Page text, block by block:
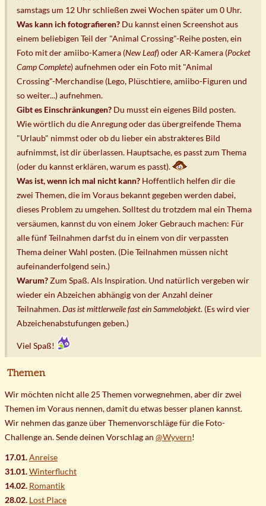
samstags um 12 Uhr schließen zwei Wochen später um 0 Uhr.
Was kann ich fotografieren? Du kannst einen Screenshot aus
einem beliebigen Teil der "Animal Crossing"-Reihe posten, ein
Foto mit der amiibo-Kamera (New Leaf) oder AR-Kamera (Pocket
Camp Complete) aufnehmen oder ein Foto mit "Animal
Crossing"-Merchandise (Lego, Plüschtiere, amiibo-Figuren und
so weiter...) aufnehmen.
Gibt es Einschränkungen? Du musst ein eigenes Bild posten.
Wie wörtlich du die Anregung oder das übergreifende Thema
"Urlaub" nimmst oder ob du lieber ein abstrakteres Bild
aufnimmst, ist dir überlassen. Hauptsache, es passt zum Thema
(oder du kannst erklären, warum es passt).
Was ist, wenn ich mal nicht kann? Hoffentlich helfen dir die
zwei Themen, die im Voraus bekannt gegeben werden dabei,
dieses Problem zu umgehen. Solltest du trotzdem mal ein Thema
versäumen, kannst du von einem Joker Gebrauch machen: Für
alle fünf Teilnahmen darfst du in einem von dir verpassten
Thema deiner Wahl posten. (Die Teilnahmen müssen nicht
aufeinanderfolgend sein.)
Warum?Zum Spaß. Als Inspiration. Und natürlich vergeben wir
wieder ein Abzeichen abhängig von der Anzahl deiner
Teilnahmen.Das ist mittlerweile fast ein Sammelobjekt. (Es wird vier
Abzeichenabstufungen geben.)
Viel Spaß!
Themen
Wir möchten nicht alle 25 Themen vorwegnehmen, aber dir zwei
Themen im Voraus nennen, damit du etwas besser planen kannst.
Wir nehmen das ganze über Themenvorschläge für die Foto-
Challenge an. Sende deinen Vorschlag an @Wyvern!
17.01.Anreise
31.01.Winterflucht
14.02. Romantik
28.02. Lost Place